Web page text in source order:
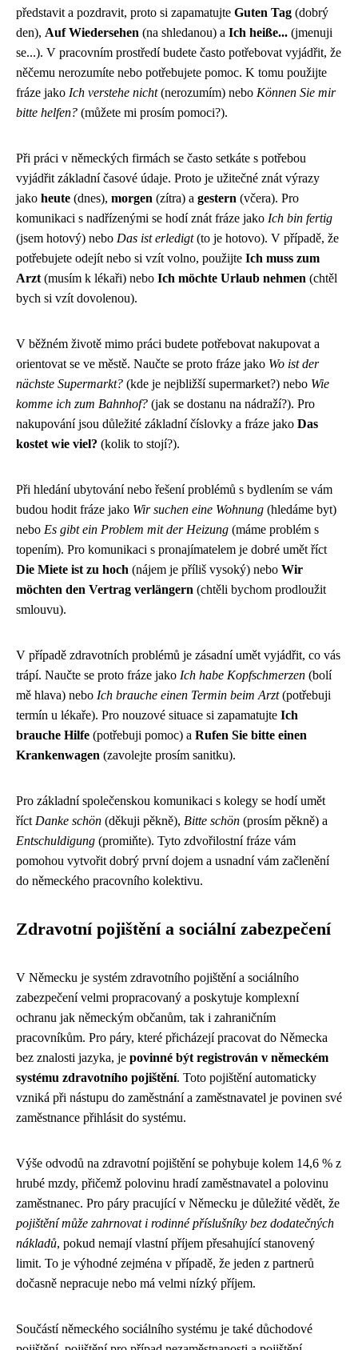
představit a pozdravit, proto si zapamatujte Guten Tag (dobrý
den), Auf Wiedersehen (na shledanou) a Ich heiße... (jmenuji
se...). V pracovním prostředí budete často potřebovat vyjádřit, že
něčemu nerozumíte nebo potřebujete pomoc. K tomu použijte
fráze jako Ich verstehe nicht(nerozumím) nebo Können Sie mir
bitte helfen? (můžete mi prosím pomoci?).
Při práci v německých firmách se často setkáte s potřebou
vyjádřit základní časové údaje. Proto je užitečné znát výrazy
jako heute (dnes), morgen (zítra) a gestern (včera). Pro
komunikaci s nadřízenými se hodí znát fráze jako Ich bin fertig
(jsem hotový) nebo Das ist erledigt(to je hotovo). V případě, že
potřebujete odejít nebo si vzít volno, použijte Ich muss zum
Arzt (musím k lékaři) nebo Ich möchte Urlaub nehmen (chtěl
bych si vzít dovolenou).
V běžném životě mimo práci budete potřebovat nakupovat a
orientovat se ve městě. Naučte se proto fráze jako Wo ist der
nächste Supermarkt? (kde je nejbližší supermarket?) nebo Wie
komme ich zum Bahnhof? (jak se dostanu na nádraží?). Pro
nakupování jsou důležité základní číslovky a fráze jako Das
kostet wie viel? (kolik to stojí?).
Při hledání ubytování nebo řešení problémů s bydlením se vám
budou hodit fráze jako Wir suchen eine Wohnung (hledáme byt)
nebo Es gibt ein Problem mit der Heizung (máme problém s
topením). Pro komunikaci s pronajímatelem je dobré umět říct
Die Miete ist zu hoch (nájem je příliš vysoký) nebo Wir
möchten den Vertrag verlängern (chtěli bychom prodloužit
smlouvu).
V případě zdravotních problémů je zásadní umět vyjádřit, co vás
trápí. Naučte se proto fráze jako Ich habe Kopfschmerzen (bolí
mě hlava) nebo Ich brauche einen Termin beim Arzt(potřebuji
termín u lékaře). Pro nouzové situace si zapamatujte Ich
brauche Hilfe (potřebuji pomoc) a Rufen Sie bitte einen
Krankenwagen (zavolejte prosím sanitku).
Pro základní společenskou komunikaci s kolegy se hodí umět
říct Danke schön (děkuji pěkně), Bitte schön (prosím pěkně) a
Entschuldigung (promiňte). Tyto zdvořilostní fráze vám
pomohou vytvořit dobrý první dojem a usnadní vám začlenění
do německého pracovního kolektivu.
Zdravotní pojištění a sociální zabezpečení
V Německu je systém zdravotního pojištění a sociálního
zabezpečení velmi propracovaný a poskytuje komplexní
ochranu jak německým občanům, tak i zahraničním
pracovníkům. Pro páry, které přicházejí pracovat do Německa
bez znalosti jazyka, je povinné být registrován v německém
systému zdravotního pojištění. Toto pojištění automaticky
vzniká při nástupu do zaměstnání a zaměstnavatel je povinen své
zaměstnance přihlásit do systému.
Výše odvodů na zdravotní pojištění se pohybuje kolem 14,6 % z
hrubé mzdy, přičemž polovinu hradí zaměstnavatel a polovinu
zaměstnanec. Pro páry pracující v Německu je důležité vědět, že
pojištění může zahrnovat i rodinné příslušníky bez dodatečných
nákladů, pokud nemají vlastní příjem přesahující stanovený
limit. To je výhodné zejména v případě, že jeden z partnerů
dočasně nepracuje nebo má velmi nízký příjem.
Součástí německého sociálního systému je také důchodové